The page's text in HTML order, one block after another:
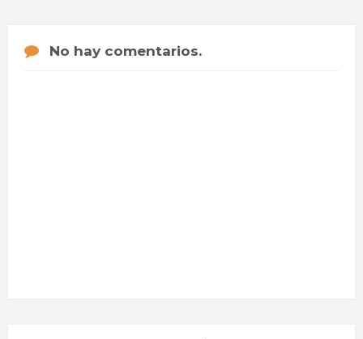
No hay comentarios.